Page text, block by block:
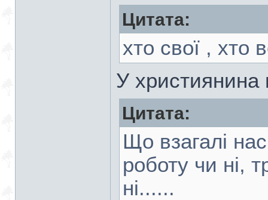
Цитата:
хто свої , хто
У християнина
Цитата:
Що взагалі
роботу чи ні,
ні......